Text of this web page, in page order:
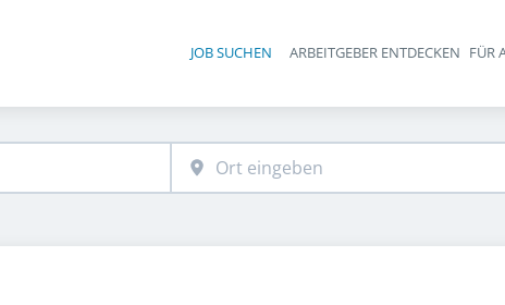
Haupt-
JOB SUCHEN ARBEITGEBER ENTDECKEN FÜR